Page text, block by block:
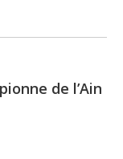
de l’Ain